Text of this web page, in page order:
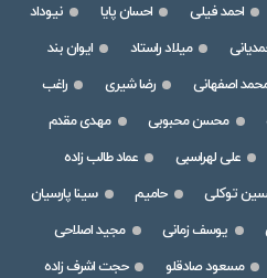
احمد فیلی احسان پایا
نیوداد
میلاد راستاد
ایوان بند
اصفهانی رضا شیری
راغب
محسن محبوبی
مهدی مقدم
علی لهراسبی
عماد طالب زاده
توکلی حامیم
سینا پارسیان
یوسف زمانی
مجید اصلاحی
مسعود صادقلو
حجت اشرف زاده